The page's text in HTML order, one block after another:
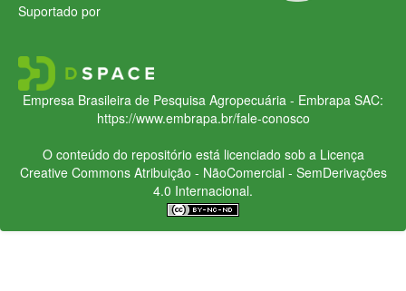
Suportado por
Empresa Brasileira de Pesquisa Agropecuária - Embrapa SAC:
https://www.embrapa.br/fale-conosco
O conteúdo do repositório está licenciado sob a Licença
Creative CommonsAtribuição - NãoComercial - SemDerivações
4.0 Internacional.